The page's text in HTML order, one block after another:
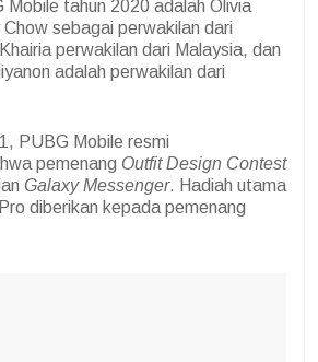
Mobile tahun 2020 adalah Olivia
sebagai perwakilan dari
perwakilan dari Malaysia, dan
adalah perwakilan dari
PUBG Mobile resmi
pemenang Outfit Design Contest
Galaxy Messenger. Hadiah utama
diberikan kepada pemenang